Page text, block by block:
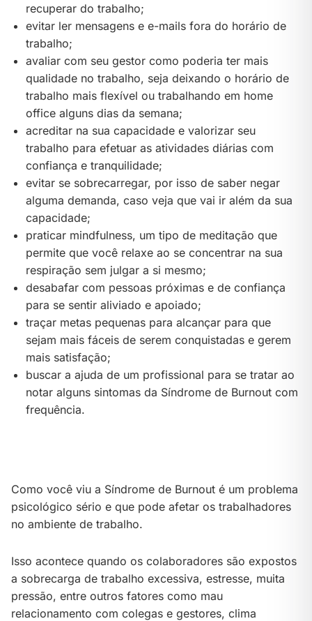
recuperar do trabalho;
evitar ler mensagens e e-mails fora do horário de
trabalho;
avaliar com seu gestor como poderia ter mais
qualidade no trabalho, seja deixando o horário de
trabalho mais flexível ou trabalhando em home
office alguns dias da semana;
acreditar na sua capacidade e valorizar seu
trabalho para efetuar as atividades diárias com
confiança e tranquilidade;
evitar se sobrecarregar, por isso de saber negar
alguma demanda, caso veja que vai ir além da sua
capacidade;
praticar mindfulness, um tipo de meditação que
permite que você relaxe ao se concentrar na sua
respiração sem julgar a si mesmo;
desabafar com pessoas próximas e de confiança
para se sentir aliviado e apoiado;
traçar metas pequenas para alcançar para que
sejam mais fáceis de serem conquistadas e gerem
mais satisfação;
buscar a ajuda de um profissional para se tratar ao
notar alguns sintomas da Síndrome de Burnout com
frequência.
Como você viu a Síndrome de Burnout é um problema
psicológico sério e que pode afetar os trabalhadores
no ambiente de trabalho.
Isso acontece quando os colaboradores são expostos
a sobrecarga de trabalho excessiva, estresse, muita
pressão, entre outros fatores como mau
relacionamento com colegas e gestores, clima